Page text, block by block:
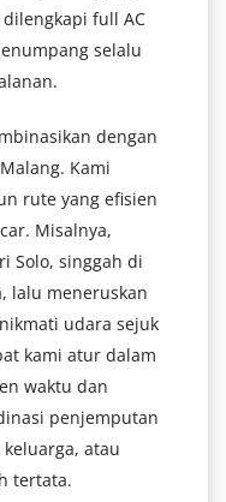
full AC
selalu
dengan
Kami
rute yang efisien
Misalnya,
Solo, singgah di
lalu meneruskan
udara sejuk
kami atur dalam
waktu dan
penjemputan
atau
tertata.